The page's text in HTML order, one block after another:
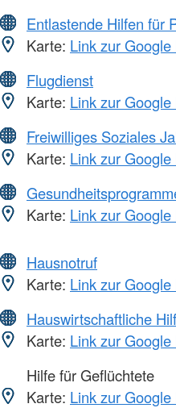
Entlastende Hilfen für
Karte: Link zur
Flugdienst
Karte: Link zur
Freiwilliges Soziales
Karte: Link zur
Karte: Link zur
Hausnotruf
Karte: Link zur
Hauswirtschaftliche
Karte: Link zur
Hilfe für Geflüchtete
Karte: Link zur